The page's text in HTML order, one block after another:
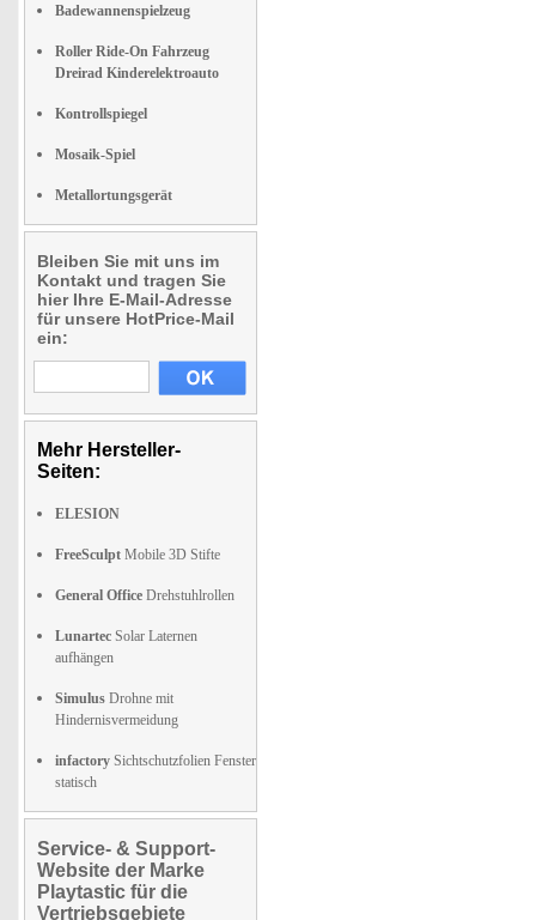
Badewannenspielzeug
Roller Ride-On Fahrzeug
Dreirad Kinderelektroauto
Kontrollspiegel
Mosaik-Spiel
Metallortungsgerät
Bleiben Sie mit uns im
Kontakt und tragen Sie
hier Ihre E-Mail-Adresse
für unsere HotPrice-Mail
ein:
Mehr Hersteller-
Seiten:
ELESION
FreeSculpt Mobile 3D Stifte
General Office Drehstuhlrollen
Lunartec Solar Laternen
aufhängen
Simulus Drohne mit
Hindernisvermeidung
infactory Sichtschutzfolien Fenster
statisch
Service- & Support-
Website der Marke
Playtastic für die
Vertriebsgebiete